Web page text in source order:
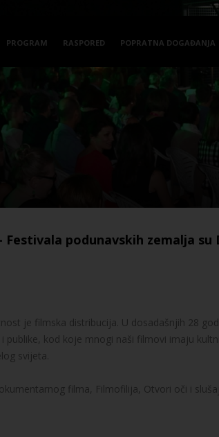
PROGRAM RASPORED POPRATNA DOGAĐANJA
podunavskih zemalja su
je filmska distribucija. U dosadašnjih 28
kod koje mnogi naši filmovi imaju
svijeta.
filma, Filmofilija, Otvori oči i